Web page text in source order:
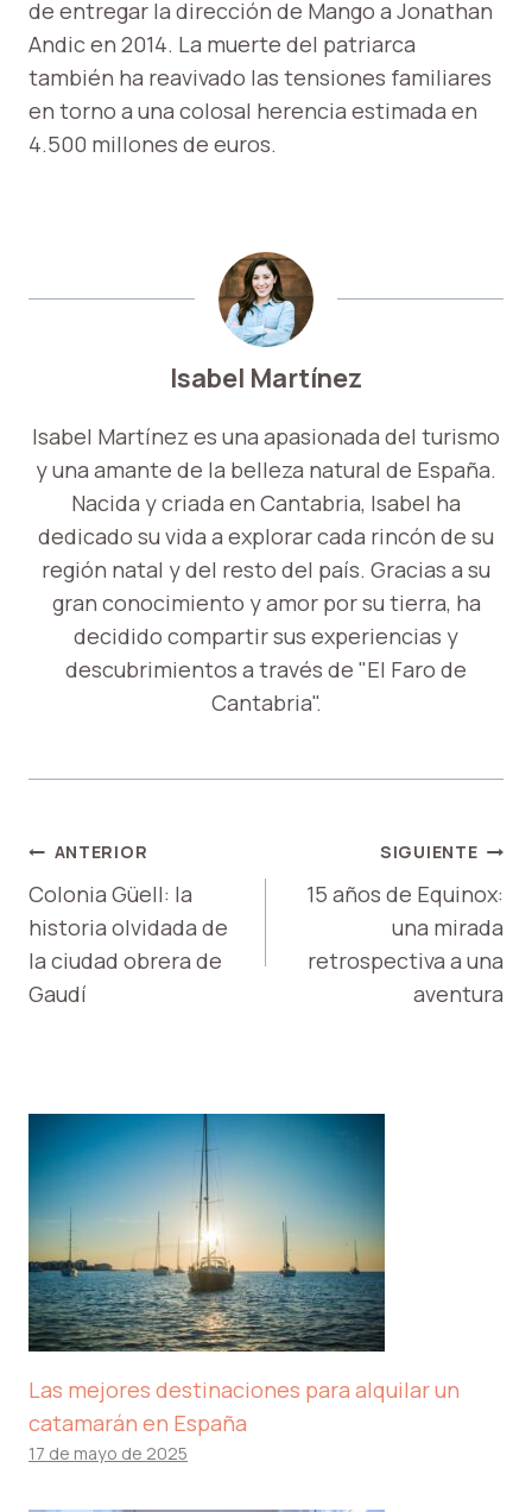
de entregar la dirección de Mango a Jonathan
Andic en 2014. La muerte del patriarca
también ha reavivado las tensiones familiares
en torno a una colosal herencia estimada en
4.500 millones de euros.
Isabel Martínez
Isabel Martínez es una apasionada del turismo
y una amante de la belleza natural de España.
Nacida y criada en Cantabria, Isabel ha
dedicado su vida a explorar cada rincón de su
región natal y del resto del país. Gracias a su
gran conocimiento y amor por su tierra, ha
decidido compartir sus experiencias y
descubrimientos a través de "El Faro de
Cantabria".
NAVEGACIÓN
DE
ENTRADAS
ANTERIOR
Colonia Güell: la
historia olvidada de
la ciudad obrera de
Gaudí
SIGUIENTE
15 años de Equinox:
una mirada
retrospectiva a una
aventura
Las mejores destinaciones para alquilar un
catamarán en España
17 de mayo de 2025